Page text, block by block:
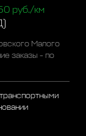
руб./км
Малого
заказы - по